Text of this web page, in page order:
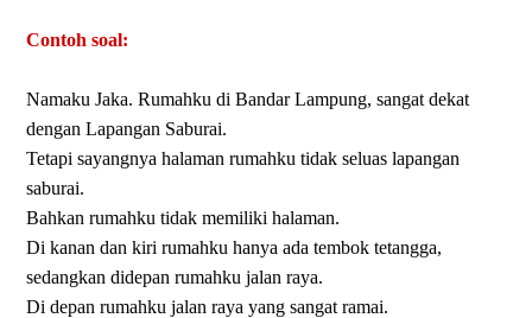
Contoh soal:
Namaku Jaka. Rumahku di Bandar Lampung, sangat dekat
dengan Lapangan Saburai.
Tetapi sayangnya halaman rumahku tidak seluas lapangan
saburai.
Bahkan rumahku tidak memiliki halaman.
Di kanan dan kiri rumahku hanya ada tembok tetangga,
sedangkan didepan rumahku jalan raya.
Di depan rumahku jalan raya yang sangat ramai.